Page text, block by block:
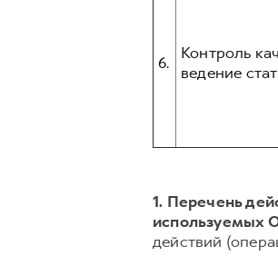
6.
Контроль
ведение
1. Перечень
используемых
действий